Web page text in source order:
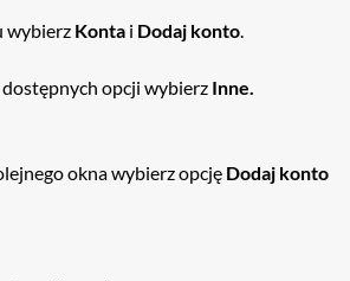
wybierz Konta i Dodaj konto.
opcji wybierz Inne.
okna wybierz opcję Dodaj konto